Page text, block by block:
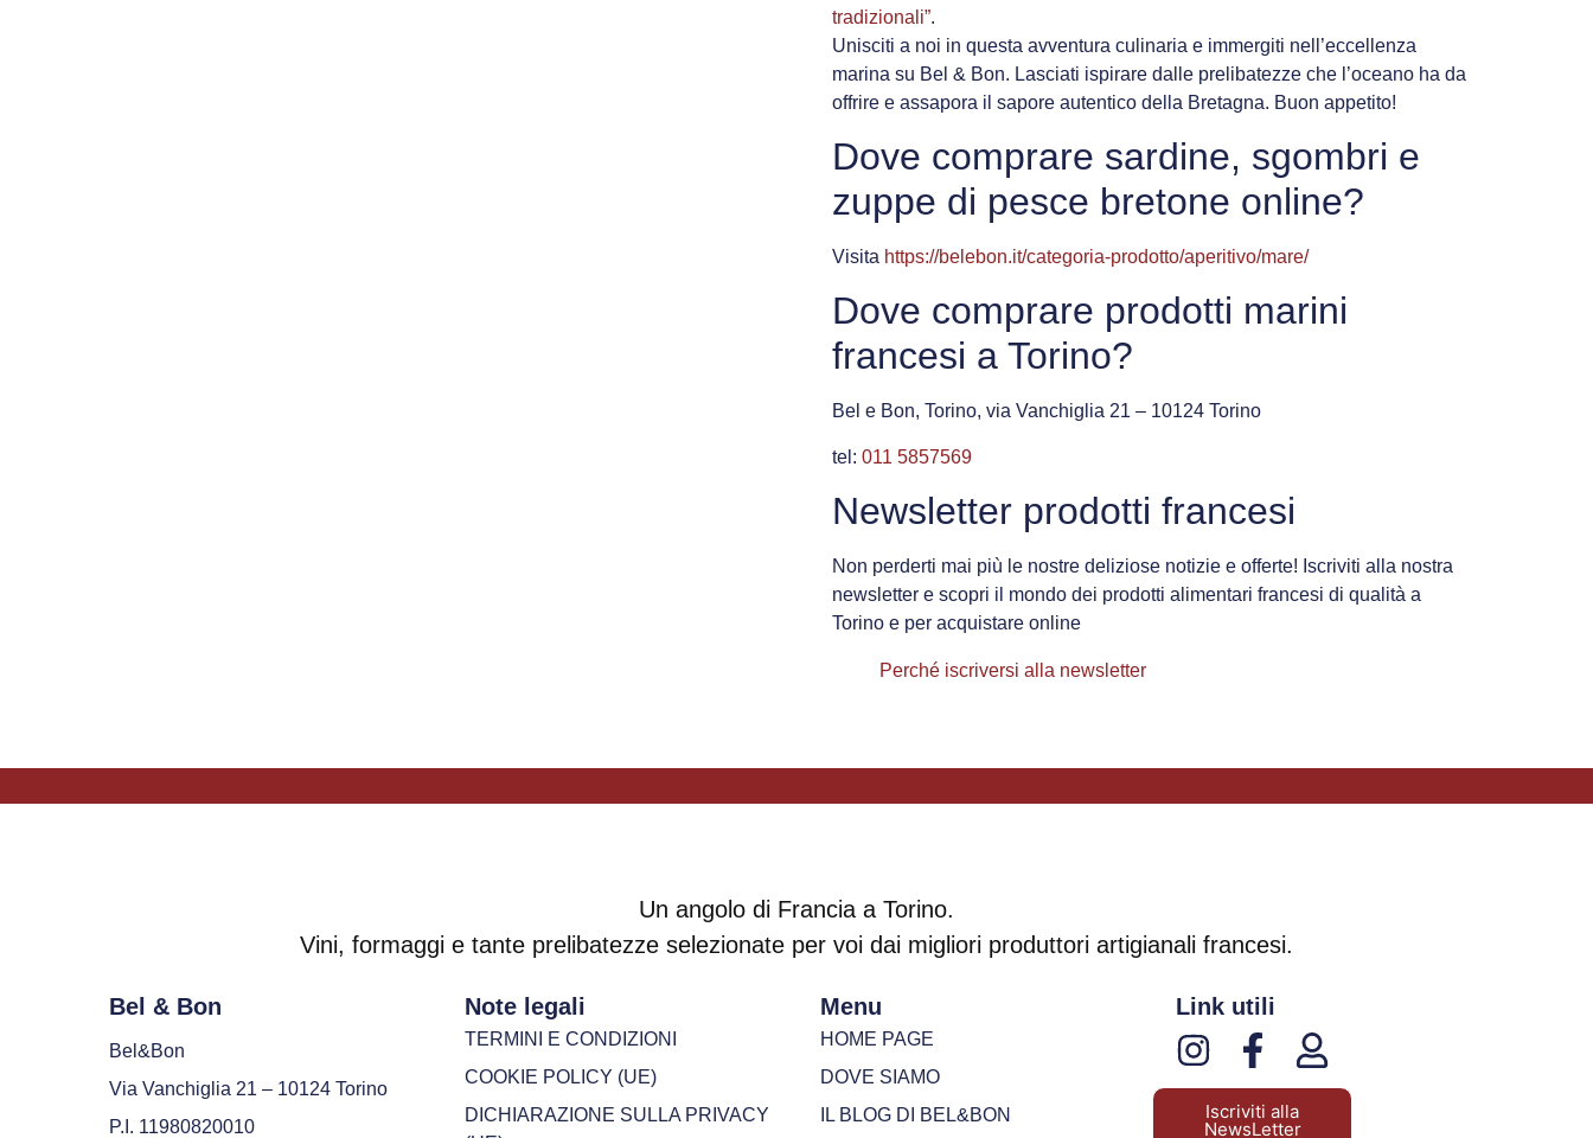
tradizionali”.
Unisciti a noi in questa avventura culinaria e immergiti nell’eccellenza
marina su Bel & Bon. Lasciati ispirare dalle prelibatezze che l’oceano ha da
offrire e assapora il sapore autentico della Bretagna. Buon appetito!
Dove comprare sardine, sgombri e
zuppe di pesce bretone online?
Visita https://belebon.it/categoria-prodotto/aperitivo/mare/
Dove comprare prodotti marini
francesi a Torino?
Bel e Bon, Torino, via Vanchiglia 21 – 10124 Torino
tel: 011 5857569
Newsletter prodotti francesi
Non perderti mai più le nostre deliziose notizie e offerte! Iscriviti alla nostra
newsletter e scopri il mondo dei prodotti alimentari francesi di qualità a
Torino e per acquistare online
Perché iscriversi alla newsletter
Un angolo di Francia a Torino.
Vini, formaggi e tante prelibatezze selezionate per voi dai migliori produttori artigianali francesi.
Bel & Bon
Bel&Bon
Via Vanchiglia 21 – 10124 Torino
P.I. 11980820010
Note legali
TERMINI E CONDIZIONI
COOKIE POLICY (UE)
DICHIARAZIONE SULLA PRIVACY
Menu
HOME PAGE
DOVE SIAMO
IL BLOG DI BEL&BON
Link utili
Iscriviti alla
NewsLetter